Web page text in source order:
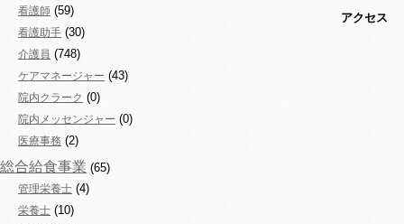
看護師 (59)
看護助手 (30)
介護員 (748)
ケアマネージャー (43)
院内クラーク (0)
院内メッセンジャー (0)
医療事務 (2)
総合給食事業 (65)
管理栄養士 (4)
栄養士 (10)
アクセス